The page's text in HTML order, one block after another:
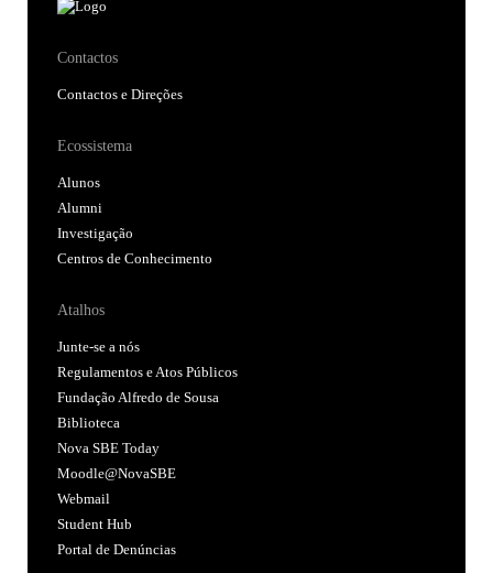
Contactos
Contactos e Direções
Ecossistema
Alunos
Alumni
Investigação
Centros de Conhecimento
Atalhos
Junte-se a nós
Regulamentos e Atos Públicos
Fundação Alfredo de Sousa
Biblioteca
Nova SBE Today
Moodle@NovaSBE
Webmail
Student Hub
Portal de Denúncias